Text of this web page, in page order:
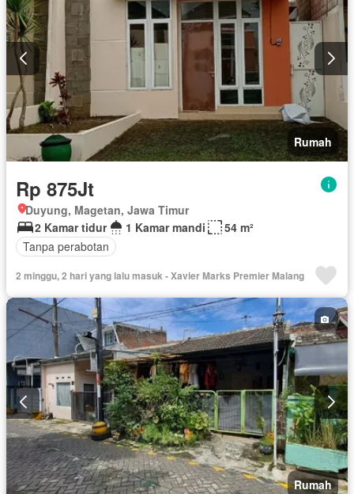
Rumah
Rp 875Jt
Duyung, Magetan, Jawa Timur
2 Kamar tidur
1 Kamar mandi
54 m²
Tanpa perabotan
2 minggu, 2 hari yang lalu masuk - Xavier Marks Premier Malang
Rumah